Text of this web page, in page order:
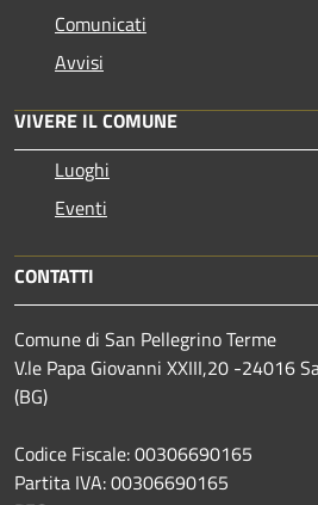
Comunicati
Avvisi
VIVERE IL COMUNE
Luoghi
Eventi
CONTATTI
Comune di San Pellegrino Terme
V.le Papa Giovanni XXIII,20 -24016
(BG)
Codice Fiscale: 00306690165
Partita IVA: 00306690165